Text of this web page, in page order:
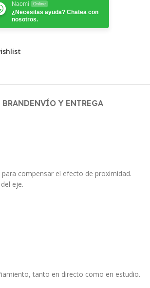
Naomi Online
¿Necesitas ayuda? Chatea con
nosotros.
ENVÍO Y ENTREGA
compensar el efecto de proximidad.
eje.
tanto en directo como en estudio.